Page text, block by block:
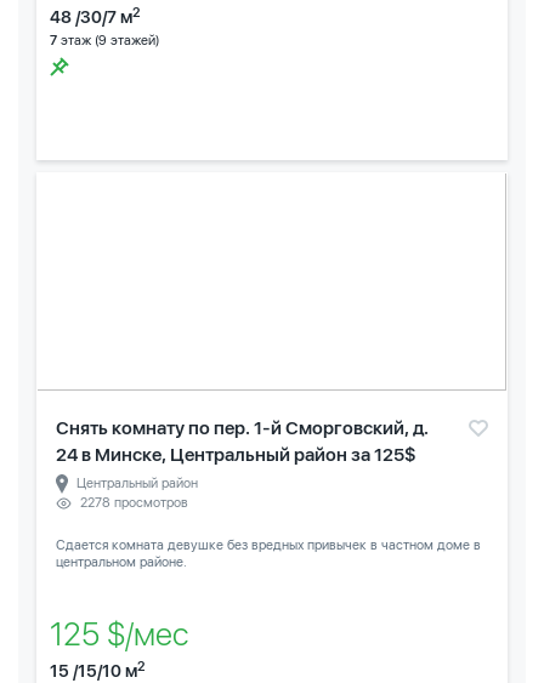
48 /30/7 м2
7 этаж (9 этажей)
Снять комнату по пер. 1-й Сморговский, д.
24 в Минске, Центральный район за 125$
Центральный район
2278 просмотров
Сдается комната девушке без вредных привычек в частном доме в
центральном районе.
125 $/мес
15 /15/10 м2